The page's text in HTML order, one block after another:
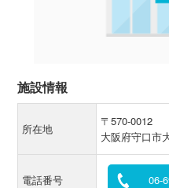
施設情報
所在地
〒570-0012
大阪府守口市
電話番号 06-